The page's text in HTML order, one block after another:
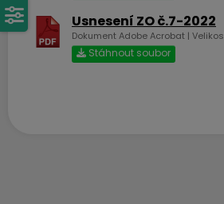
Usnesení ZO č.7-2022
Dokument Adobe Acrobat |
Stáhnout soubor